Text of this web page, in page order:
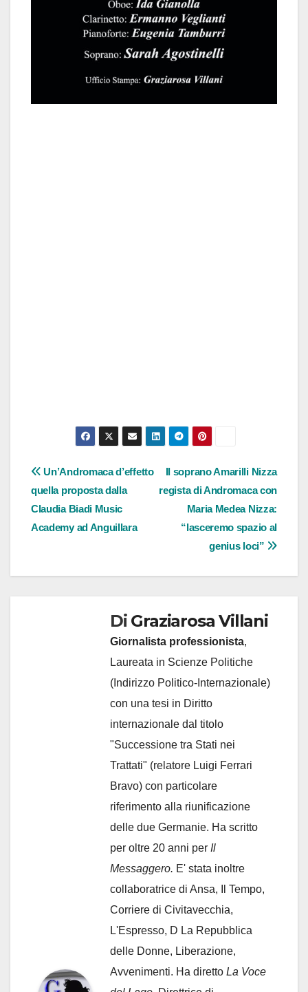
Navigazione
articoli
Il soprano Amarilli Nizza
regista di Andromaca con
Maria Medea Nizza:
“lasceremo spazio al
genius loci”
Un’Andromaca d’effetto
quella proposta dalla
Claudia Biadi Music
Academy ad Anguillara
Di Graziarosa Villani
Giornalista professionista,
Laureata in Scienze Politiche
(Indirizzo Politico-Internazionale)
con una tesi in Diritto
internazionale dal titolo
"Successione tra Stati nei
Trattati" (relatore Luigi Ferrari
Bravo) con particolare
riferimento alla riunificazione
delle due Germanie. Ha scritto
per oltre 20 anni per Il
Messaggero. E' stata inoltre
collaboratrice di Ansa, Il Tempo,
Corriere di Civitavecchia,
L'Espresso, D La Repubblica
delle Donne, Liberazione,
Avvenimenti. Ha diretto La Voce